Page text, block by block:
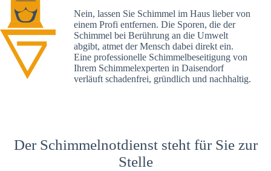
Nein, lassen Sie Schimmel im Haus lieber von
einem Profi entfernen. Die Sporen, die der
Schimmel bei Berührung an die Umwelt
abgibt, atmet der Mensch dabei direkt ein.
Eine professionelle Schimmelbeseitigung von
Ihrem Schimmelexperten in Daisendorf
verläuft schadenfrei, gründlich und nachhaltig.
Der Schimmelnotdienst steht für Sie zur
Stelle